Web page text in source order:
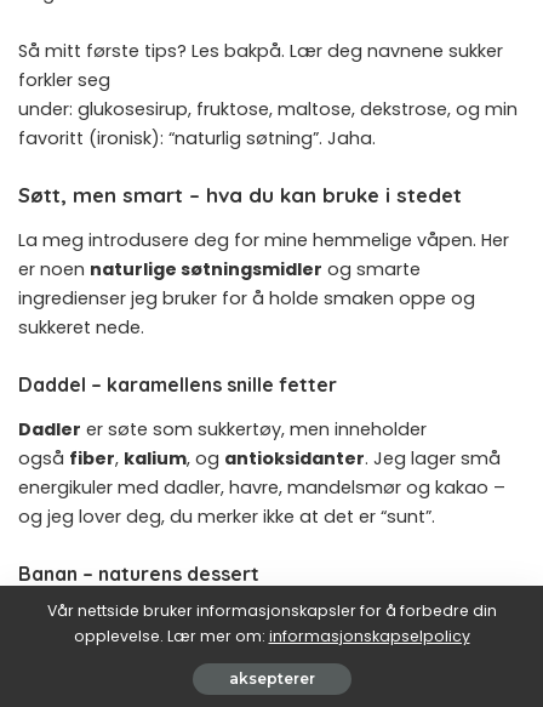
Så mitt første tips? Les bakpå. Lær deg navnene sukker
forkler seg
under: glukosesirup, fruktose, maltose, dekstrose, og min
favoritt (ironisk): “naturlig søtning”. Jaha.
Søtt, men smart – hva du kan bruke i stedet
La meg introdusere deg for mine hemmelige våpen. Her
er noen naturlige søtningsmidler og smarte
ingredienser jeg bruker for å holde smaken oppe og
sukkeret nede.
Daddel – karamellens snille fetter
Dadler er søte som sukkertøy, men inneholder
også fiber, kalium, og antioksidanter. Jeg lager små
energikuler med dadler, havre, mandelsmør og kakao –
og jeg lover deg, du merker ikke at det er “sunt”.
Banan – naturens dessert
Modnebananerer gull. Mos dem inn i pannekaker,
muffins eller smoothies for naturlig sødme og en myk
tekstur. Dessuten gir de en god dose vitamin
Vår nettside bruker informasjonskapsler for å forbedre din
opplevelse. Lær mer om: informasjonskapselpolicy
aksepterer